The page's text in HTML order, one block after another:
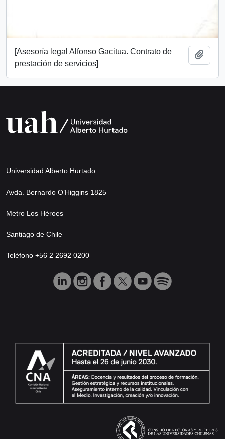
[Asesoría legal Alfonso Gacitua. Contrato de
prestación de servicios]
Universidad Alberto Hurtado
Avda. Bernardo O’Higgins 1825
Metro Los Héroes
Santiago de Chile
Teléfono +56 2 2692 0200